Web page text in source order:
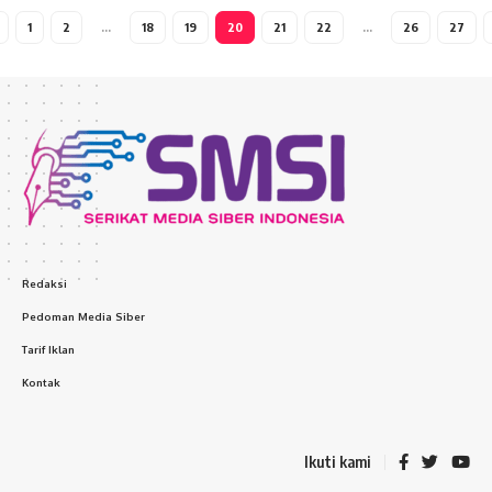
1 2 … 18 19 20 21 22 … 26 27
Redaksi
Pedoman Media Siber
Tarif Iklan
Kontak
Ikuti kami